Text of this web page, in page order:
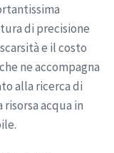
di precisione
e il costo
ne accompagna
alla ricerca di
acqua in